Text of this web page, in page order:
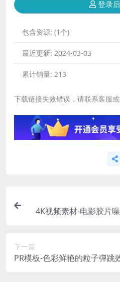
登录
包含资源: (1个)
最近更新: 2024-03-03
累计销量: 213
下载链接失效错误，请联系客服
4K视频素材-电影胶片
下一篇
PR模板-色彩鲜艳的粒子弹跳